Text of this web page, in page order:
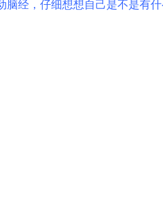
经，仔细想想自己是不是有什